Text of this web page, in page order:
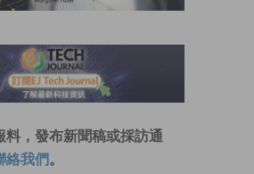
料，發布新聞稿或採訪通
絡我們 。